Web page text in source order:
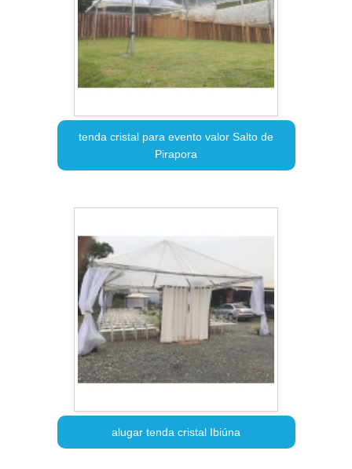
tenda cristal para evento valor Salto de
Pirapora
alugar tenda cristal Ibiúna